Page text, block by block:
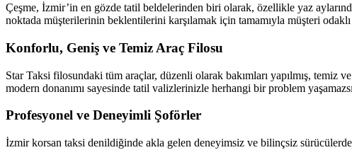
Çeşme, İzmir’in en gözde tatil beldelerinden biri olarak, özellikle yaz
noktada müşterilerinin beklentilerini karşılamak için tamamıyla müşteri odaklı
Konforlu, Geniş ve Temiz Araç Filosu
Star Taksi filosundaki tüm araçlar, düzenli olarak bakımları yapılmış,
modern donanımı sayesinde tatil valizlerinizle herhangi bir problem
Profesyonel ve Deneyimli Şoförler
İzmir korsan taksi denildiğinde akla gelen deneyimsiz ve bilinçsiz